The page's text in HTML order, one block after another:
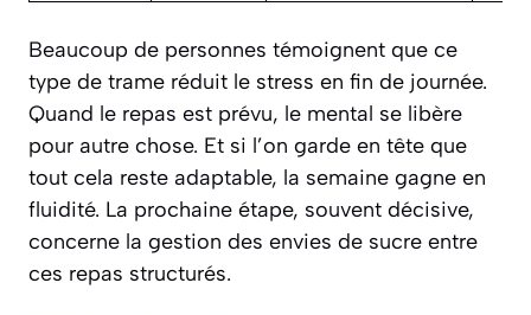
Beaucoup de personnes témoignent que ce
type de trame réduit le stress en fin de journée.
Quand le repas est prévu, le mental se libère
pour autre chose. Et si l’on garde en tête que
tout cela reste adaptable, la semaine gagne en
fluidité. La prochaine étape, souvent décisive,
concerne la gestion des envies de sucre entre
ces repas structurés.